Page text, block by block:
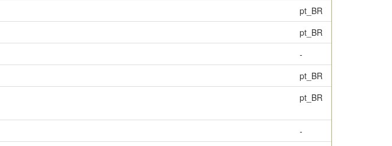
pt_BR
pt_BR
-
pt_BR
pt_BR
-